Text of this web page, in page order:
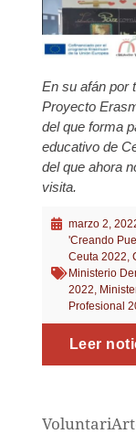
En su afán por
Proyecto
del que forma
educativo de
del que ahora
visita.
marzo 2,
'Creando
Ceuta 2022
Ministerio
2022
Profesional
Leer